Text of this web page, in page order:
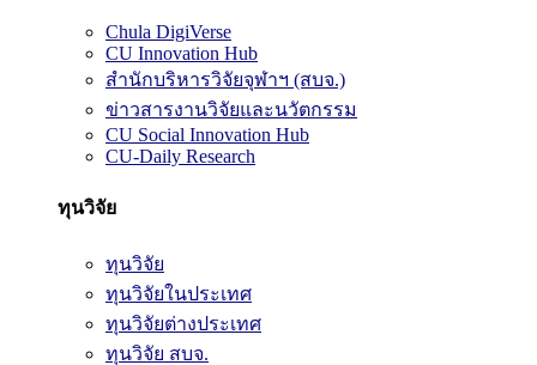
Chula DigiVerse
CU Innovation Hub
สำนักบริหารวิจัยจุฬาฯ (สบจ.)
ข่าวสารงานวิจัยและนวัตกรรม
CU Social Innovation Hub
CU-Daily Research
ทุนวิจัย
ทุนวิจัย
ทุนวิจัยในประเทศ
ทุนวิจัยต่างประเทศ
ทุนวิจัย สบจ.